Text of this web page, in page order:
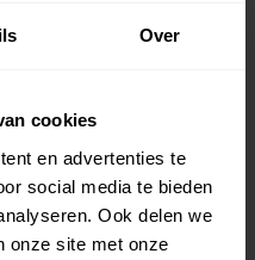
Over
cookies
en advertenties te
social media te bieden
Ook delen we
onze site met onze
onze Sportzoeker
sport of activiteit.
is er altijd een sport